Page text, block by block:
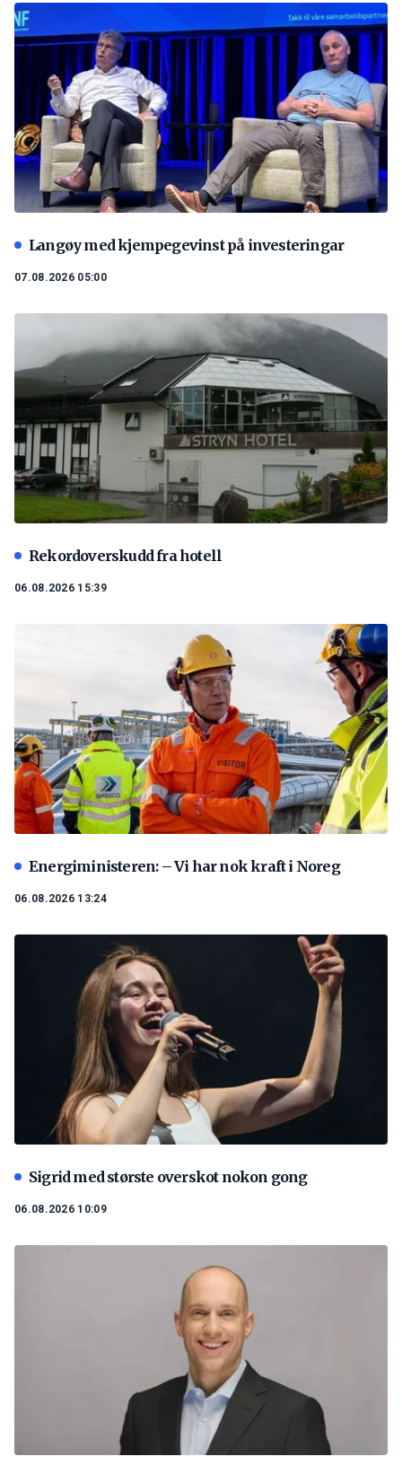
Langøy med kjempegevinst på investeringar
07.08.2026 05:00
Rekordoverskudd fra hotell
06.08.2026 15:39
Energiministeren: – Vi har nok kraft i Noreg
06.08.2026 13:24
Sigrid med største overskot nokon gong
06.08.2026 10:09